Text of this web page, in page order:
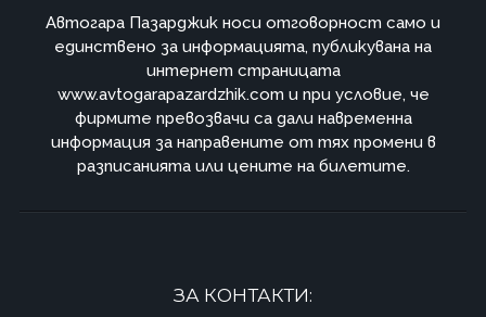
Автогара Пазарджик носи отговорност само и
единствено за информацията, публикувана на
интернет страницата
www.avtogarapazardzhik.com и при условие, че
фирмите превозвачи са дали навременна
информация за направените от тях промени в
разписанията или цените на билетите.
ЗА КОНТАКТИ: